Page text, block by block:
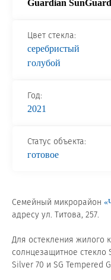
Сертификаты на
ГОСТы, ТУ и другая
Проекты
Личный
Guardian
Цвет стекла:
серебристый
голубой
Год:
2021
Статус объекта:
готовое
Семейный микрорайон
адресу ул. Титова, 257.
Для остекления жилого
солнцезащитное стекло
Silver 70 и SG Tempered